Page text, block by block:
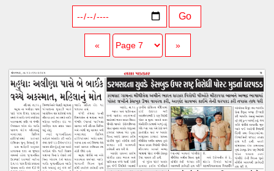
Go
« »